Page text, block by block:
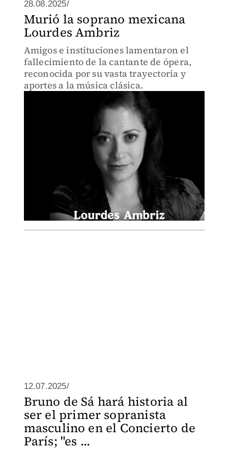
28.08.2025/
Murió la soprano mexicana
Lourdes Ambriz
Amigos e instituciones lamentaron el
fallecimiento de la cantante de ópera,
reconocida por su vasta trayectoria y
aportes a la música clásica.
12.07.2025/
Bruno de Sá hará historia al
ser el primer sopranista
masculino en el Concierto de
París; "es ...